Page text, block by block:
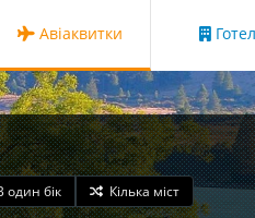
Авіаквитки
один бік Кілька міст